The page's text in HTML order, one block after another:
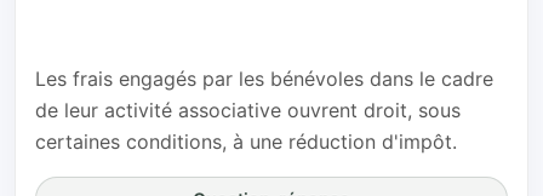
Les frais engagés par les bénévoles dans le cadre
de leur activité associative ouvrent droit, sous
certaines conditions, à une réduction d'impôt.